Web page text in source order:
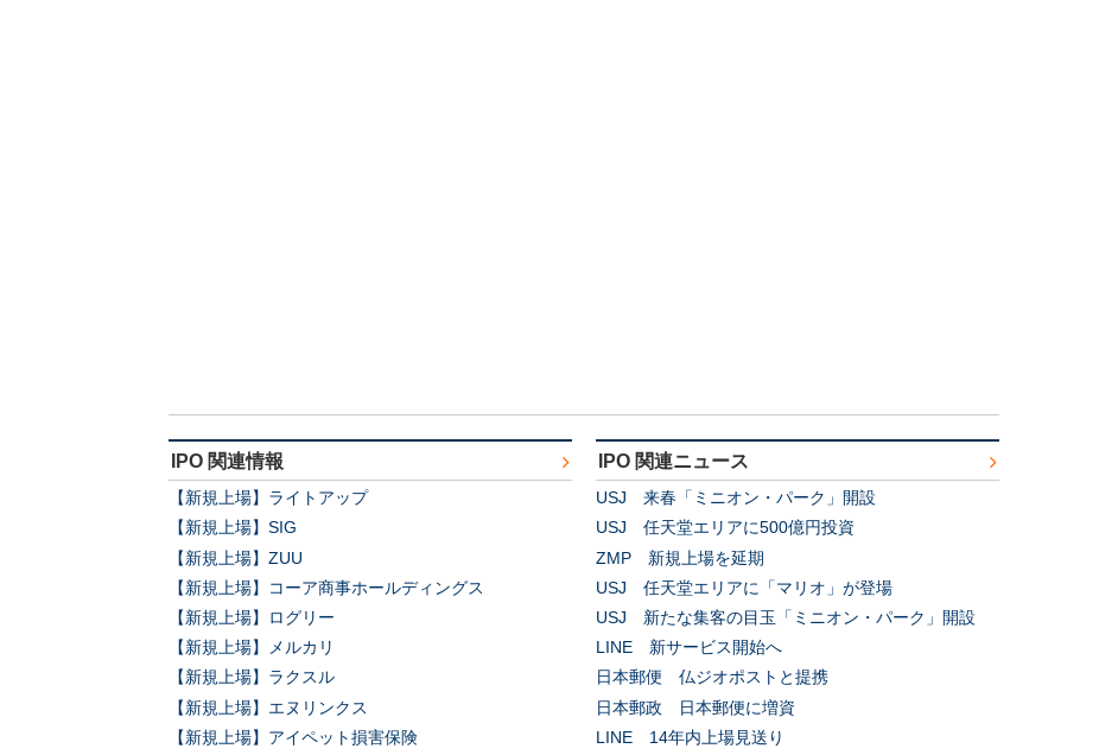
IPO 関連情報
【新規上場】ライトアップ
【新規上場】SIG
【新規上場】ZUU
【新規上場】コーア商事ホールディングス
【新規上場】ログリー
【新規上場】メルカリ
【新規上場】ラクスル
【新規上場】エヌリンクス
【新規上場】アイペット損害保険
IPO 関連ニュース
USJ 来春「ミニオン・パーク」開設
USJ 任天堂エリアに500億円投資
ZMP 新規上場を延期
USJ 任天堂エリアに「マリオ」が登場
USJ 新たな集客の目玉「ミニオン・パーク」開設
LINE 新サービス開始へ
日本郵便 仏ジオポストと提携
日本郵政 日本郵便に増資
LINE 14年内上場見送り